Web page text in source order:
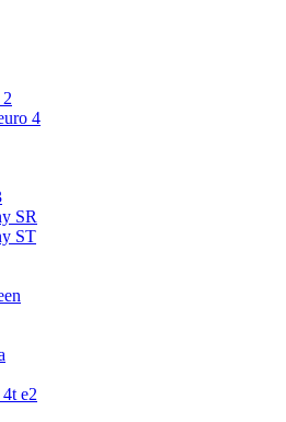
4
SR
ST
e2